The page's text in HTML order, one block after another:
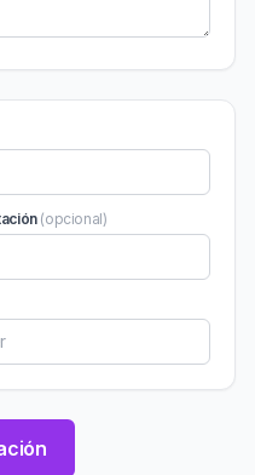
(opcional)